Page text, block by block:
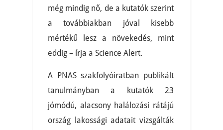
még mindig nő, de a kutatók szerint
a továbbiakban jóval kisebb
mértékű lesz a növekedés, mint
eddig – írja a Science Alert.
A PNAS szakfolyóiratban publikált
tanulmányban a kutatók 23
jómódú, alacsony halálozási rátájú
ország lakossági adatait vizsgálták